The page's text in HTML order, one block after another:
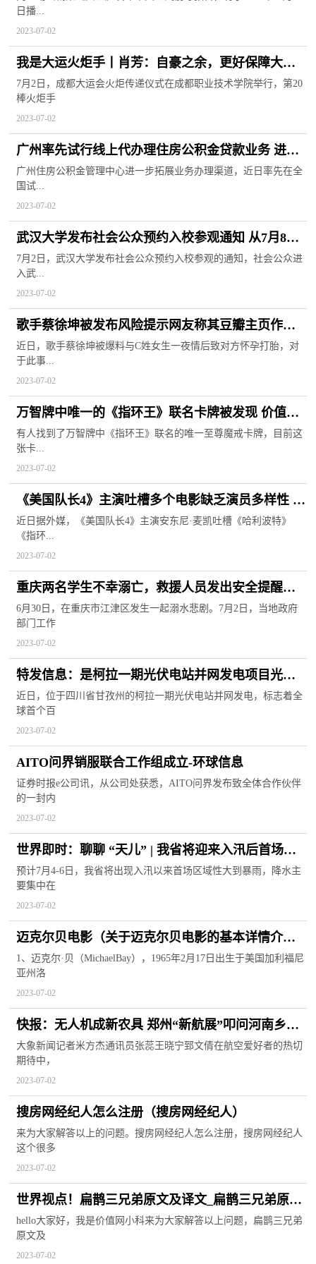
日播...
2023-07-02
我是大运火炬手丨肖芳：自豪之余，更好保障大运
会出行安全准点舒适 世界快报
7月2日，成都大运会火炬传递仪式在成都职业技术学院举行，第20
棒火炬手
2023-07-02
广州率先试行线上代办理住房公积金贷款业务 进一
步拓展办理渠道
广州住房公积金管理中心进一步拓展业务办理渠道，近日率先在全
国试...
2023-07-02
武汉大学发布社会公众预约入校参观通知 从7月8日
起试运行
7月2日，武汉大学发布社会公众预约入校参观的通知，社会公众进
入武...
2023-07-02
歌手蔡徐坤被发布风险提示网友称其豆瓣主页作品
被全都清空
近日，歌手蔡徐坤被爆料与C姓女生一夜情后致对方怀孕打胎，对
于此事...
2023-07-02
万智牌中唯一的《指环王》联名卡牌被发现 价值高
达200万美元
有人找到了万智牌中《指环王》联名的唯一至尊魔戒卡牌，目前这
张卡...
2023-07-02
《美国队长4》主演吐槽多个电影缺乏演员多样性 称
哈利波特没有黑人朋友
近日据外媒，《美国队长4》主演安东尼·麦凯吐槽《哈利波特》
《指环...
2023-07-02
重庆两名学生不幸溺亡，救援人员发出安全提醒，
当地正协助家属善后
6月30日，在重庆市江津区发生一起溺水悲剧。7月2日，当地政府
部门工作
2023-07-02
特发信息：是柯拉一期光伏电站并网发电项目光缆
及金具配套供应商
近日，位于四川省甘孜州的柯拉一期光伏电站并网发电，标志着全
球首个百
2023-07-02
AITO问界销服联合工作组成立-环球信息
证券时报e公司讯，从公司处获悉，AITO问界发布致全体合作伙伴
的一封内
2023-07-02
世界即时：聊聊 “天儿” | 我省将迎来入汛后首场区
域性大到暴雨
预计7月4-6日，我省将出现入汛以来首场区域性大到暴雨，降水主
要集中在
2023-07-02
迈克尔贝电影（关于迈克尔贝电影的基本详情介
绍） 今亮点
1、迈克尔·贝（MichaelBay），1965年2月17日出生于美国加利福尼
亚州洛
2023-07-02
快报：无人机成新农具 郑州“新航展”叩问河南乡村
振兴路｜豫观察
大象新闻记者米方杰通讯员张蕊王晓宁郅文倩在航空爱好者的热切
期待中，
2023-07-02
搜房网经纪人怎么注册（搜房网经纪人）
来为大家解答以上的问题。搜房网经纪人怎么注册，搜房网经纪人
这个很多
2023-07-02
世界视点！扁鹊三兄弟原文及译文_扁鹊三兄弟原文
和译文
hello大家好，我是价值网小科来为大家解答以上问题，扁鹊三兄弟
原文及
2023-07-02